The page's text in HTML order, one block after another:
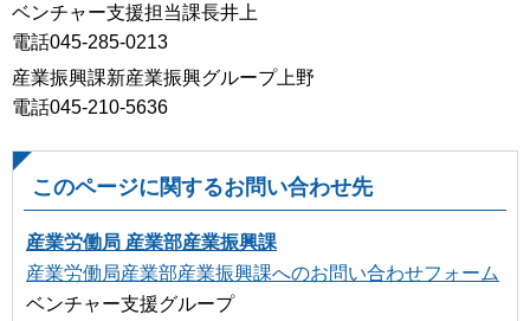
ベンチャー支援担当課長井上
電話045-285-0213
産業振興課新産業振興グループ上野
電話045-210-5636
このページに関するお問い合わせ先
産業労働局 産業部産業振興課
産業労働局産業部産業振興課へのお問い合わせフォーム
ベンチャー支援グループ